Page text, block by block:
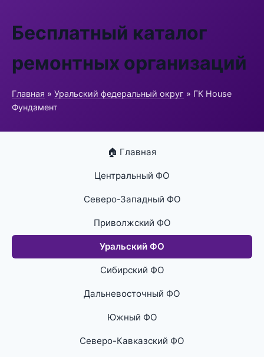
Бесплатный каталог
ремонтных организаций
Главная » Уральский федеральный округ » ГК House
Фундамент
🏠 Главная
Центральный ФО
Северо-Западный ФО
Приволжский ФО
Уральский ФО
Сибирский ФО
Дальневосточный ФО
Южный ФО
Северо-Кавказский ФО